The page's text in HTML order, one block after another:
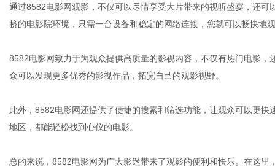
通过8582电影网观影，不仅可以尽情享受大片带来的视听盛宴，还
挤的电影院环境，只需一台设备和稳定的网络连接，您就可以畅快地
8582电影网致力于为观众提供高质量的影视内容，不仅有热门电影
众可以发现更多优秀的影视作品，拓宽自己的观影视野。
此外，8582电影网还提供了便捷的搜索和筛选功能，让观众可以更
地区，都能轻松找到心仪的电影。
总的来说，8582电影网为广大影迷带来了观影的便利和快乐。在这